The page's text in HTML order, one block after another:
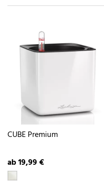
CUBE Premium
ab 19,99 €